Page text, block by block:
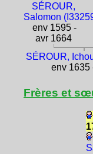
SÉROUR,
Salomon
env 1595 -
avr 1664
SÉROUR,
env 1635
Frères et